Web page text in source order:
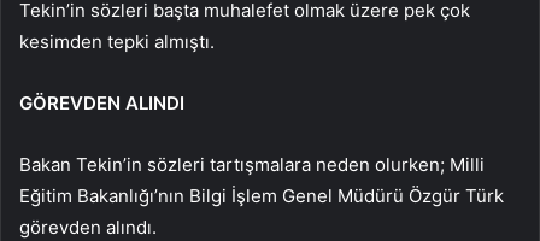
Tekin’in sözleri başta muhalefet olmak üzere pek çok
kesimden tepki almıştı.
GÖREVDEN ALINDI
Bakan Tekin’in sözleri tartışmalara neden olurken; Milli
Eğitim Bakanlığı’nın Bilgi İşlem Genel Müdürü Özgür Türk
görevden alındı.